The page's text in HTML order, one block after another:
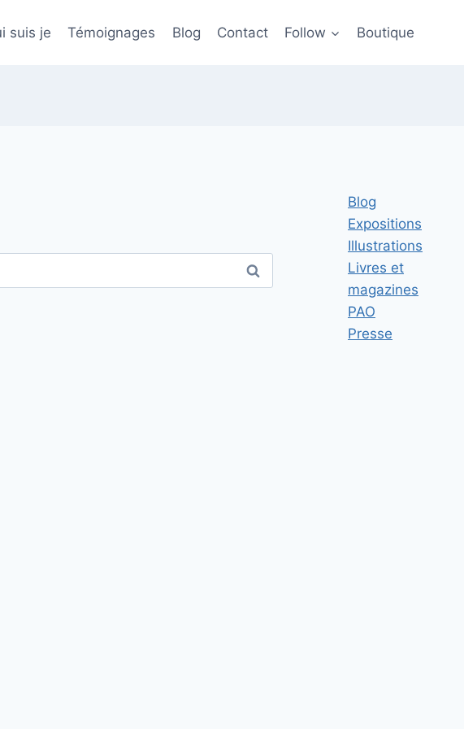
suis je Témoignages Blog Contact Follow Boutique
Blog
Expositions
Illustrations
Livres et
magazines
PAO
Presse